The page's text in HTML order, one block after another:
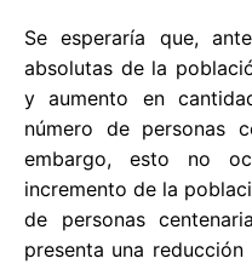
Se esperaría que,
absolutas de la
y aumento en
número de personas
embargo, esto no
incremento de la
de personas
presenta una